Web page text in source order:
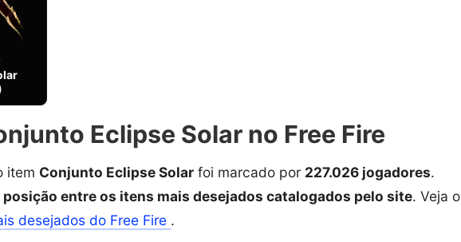
Eclipse Solar no Free Fire
item Conjunto Eclipse Solar foi marcado por 227.026 jogadores.
posição entre os itens mais desejados catalogados pelo site. Veja o
desejados do Free Fire .